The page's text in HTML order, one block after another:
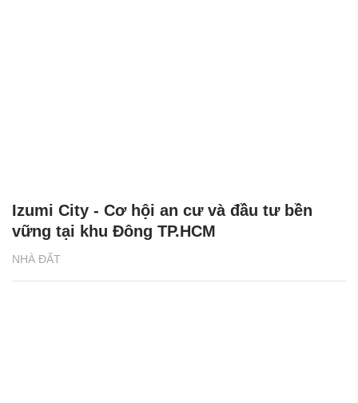
NHÀ ĐẤT
Izumi City - Cơ hội an cư và đầu tư bền
vững tại khu Đông TP.HCM